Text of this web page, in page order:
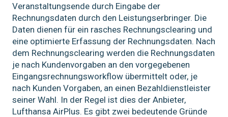
Veranstaltungsende durch Eingabe der
Rechnungsdaten durch den Leistungserbringer. Die
Daten dienen für ein rasches Rechnungsclearing und
eine optimierte Erfassung der Rechnungsdaten. Nach
dem Rechnungsclearing werden die Rechnungsdaten
je nach Kundenvorgaben an den vorgegebenen
Eingangsrechnungsworkflow übermittelt oder, je
nach Kunden Vorgaben, an einen Bezahldienstleister
seiner Wahl. In der Regel ist dies der Anbieter,
Lufthansa AirPlus. Es gibt zwei bedeutende Gründe